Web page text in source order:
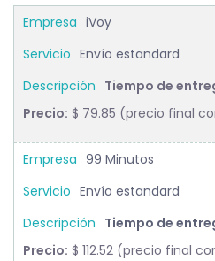
iVoy
Envío estandard
Tiempo de
Precio: $ 79.85 (precio final
99 Minutos
Envío estandard
Tiempo de
Precio: $ 112.52 (precio final